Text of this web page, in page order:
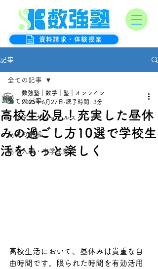
数強塾
オンライン数学克服塾
資料請求・体験授業
記事
全ての記事
インターナショナルスクール
高校の情報
高校入試・中学生数学
全ての記事
高校生必見！充実した昼休
みの過ごし方10選で学校生
活をもっと楽しく
数強塾｜数学｜塾｜オンライン
2025年6月27日 読了時間: 3分
高校生活において、昼休みは貴重な自
由時間です。限られた時間を有効活用